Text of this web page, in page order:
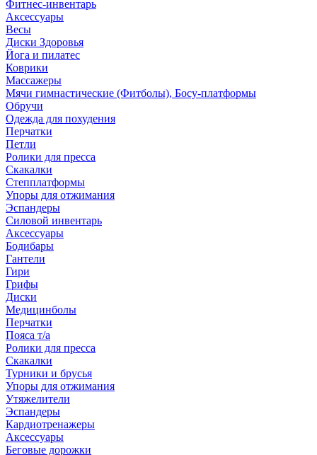
Фитнес-инвентарь
Аксессуары
Весы
Диски Здоровья
Йога и пилатес
Коврики
Массажеры
Мячи гимнастические (Фитболы), Босу-платформы
Обручи
Одежда для похудения
Перчатки
Петли
Ролики для пресса
Скакалки
Степплатформы
Упоры для отжимания
Эспандеры
Силовой инвентарь
Аксессуары
Бодибары
Гантели
Гири
Грифы
Диски
Медицинболы
Перчатки
Пояса т/а
Ролики для пресса
Скакалки
Турники и брусья
Упоры для отжимания
Утяжелители
Эспандеры
Кардиотренажеры
Аксессуары
Беговые дорожки